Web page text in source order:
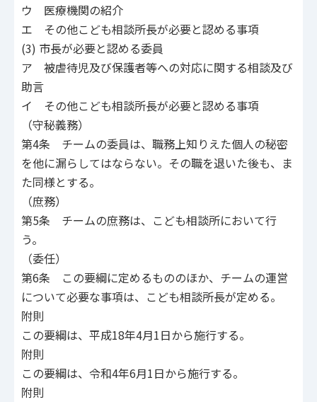
ウ 医療機関の紹介
エ その他こども相談所長が必要と認める事項
(3) 市長が必要と認める委員
ア 被虐待児及び保護者等への対応に関する相談及び
助言
イ その他こども相談所長が必要と認める事項
（守秘義務）
第4条 チームの委員は、職務上知りえた個人の秘密
を他に漏らしてはならない。その職を退いた後も、ま
た同様とする。
（庶務）
第5条 チームの庶務は、こども相談所において行
う。
（委任）
第6条 この要綱に定めるもののほか、チームの運営
について必要な事項は、こども相談所長が定める。
附則
この要綱は、平成18年4月1日から施行する。
附則
この要綱は、令和4年6月1日から施行する。
附則